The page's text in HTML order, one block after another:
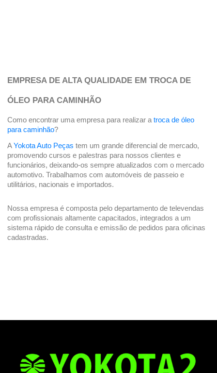
EMPRESA DE ALTA QUALIDADE EM TROCA DE
ÓLEO PARA CAMINHÃO
Como encontrar uma empresa para realizar a troca de óleo
para caminhão?
A Yokota Auto Peças tem um grande diferencial de mercado,
promovendo cursos e palestras para nossos clientes e
funcionários, deixando-os sempre atualizados com o mercado
automotivo. Trabalhamos com automóveis de passeio e
utilitários, nacionais e importados.
Nossa empresa é composta pelo departamento de televendas
com profissionais altamente capacitados, integrados a um
sistema rápido de consulta e emissão de pedidos para oficinas
cadastradas.